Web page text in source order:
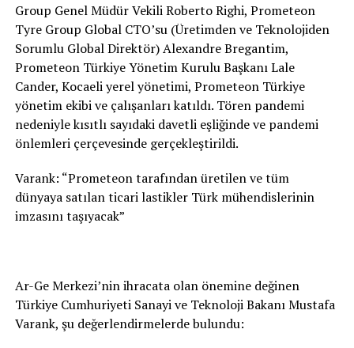
Group Genel Müdür Vekili Roberto Righi, Prometeon
Tyre Group Global CTO’su (Üretimden ve Teknolojiden
Sorumlu Global Direktör) Alexandre Bregantim,
Prometeon Türkiye Yönetim Kurulu Başkanı Lale
Cander, Kocaeli yerel yönetimi, Prometeon Türkiye
yönetim ekibi ve çalışanları katıldı. Tören pandemi
nedeniyle kısıtlı sayıdaki davetli eşliğinde ve pandemi
önlemleri çerçevesinde gerçekleştirildi.
Varank: “Prometeon tarafından üretilen ve tüm
dünyaya satılan ticari lastikler Türk mühendislerinin
imzasını taşıyacak”
Ar-Ge Merkezi’nin ihracata olan önemine değinen
Türkiye Cumhuriyeti Sanayi ve Teknoloji Bakanı Mustafa
Varank, şu değerlendirmelerde bulundu: